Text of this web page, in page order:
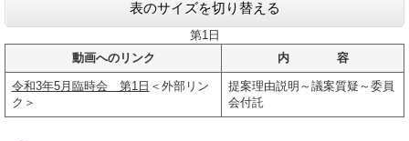
表のサイズを切り替える
第1日
動画へのリンク
内 容
令和3年5月臨時会 第1日 ＜外部リン
ク＞
提案理由説明～議案質疑～委員
会付託